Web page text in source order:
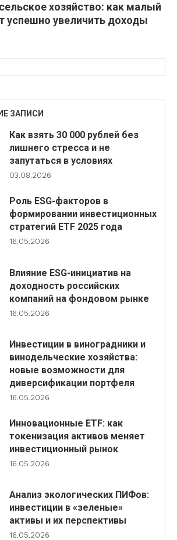
хозяйство: как малый
увеличить доходы
ЗАПИСИ
Как взять 30 000 рублей без
лишнего стресса и не
запутаться в условиях
03.08.2026
Роль ESG-факторов в
формировании инвестиционных
стратегий ETF 2025 года
16.05.2026
Влияние ESG-инициатив на
доходность российских
компаний на фондовом рынке
16.05.2026
Инвестиции в виноградники и
винодельческие хозяйства:
новые возможности для
диверсификации портфеля
16.05.2026
Инновационные ETF: как
токенизация активов меняет
инвестиционный рынок
16.05.2026
Анализ экологических ПИФов:
инвестиции в «зеленые»
активы и их перспективы
16.05.2026